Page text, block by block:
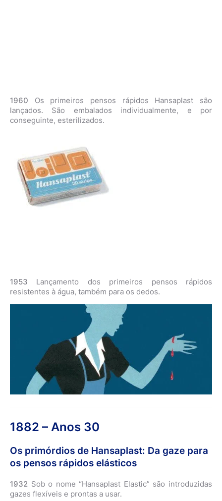
1960 Os primeiros pensos rápidos Hansaplast são
lançados. São embalados individualmente, e por
conseguinte, esterilizados.
1953 Lançamento dos primeiros pensos rápidos
resistentes à água, também para os dedos.
1882 – Anos 30
Os primórdios de Hansaplast: Da gaze para
os pensos rápidos elásticos
1932 Sob o nome “Hansaplast Elastic” são introduzidas
gazes flexíveis e prontas a usar.